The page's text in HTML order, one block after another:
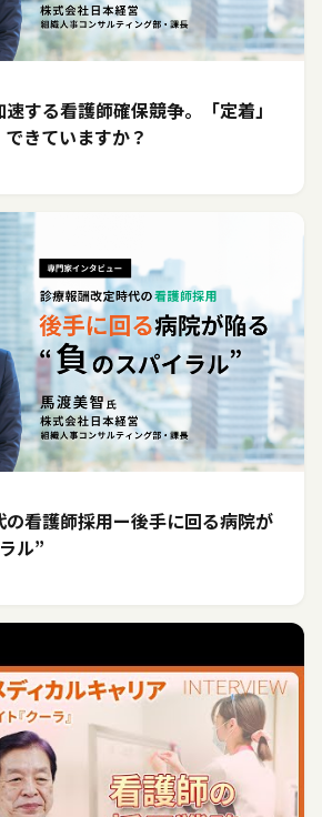
する看護師確保競争。「定着」
きていますか？
看護師採用ー後手に回る病院が
ル”